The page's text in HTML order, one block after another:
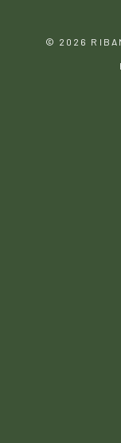
© 2026